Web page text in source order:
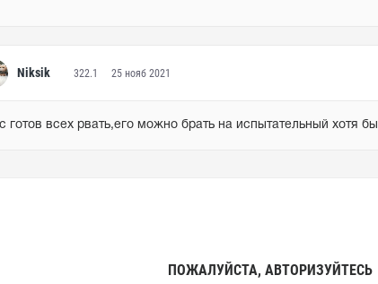
Niksik 322.1 25 нояб 2021
готов всех рвать,его можно брать на испытательный хотя бы
ПОЖАЛУЙСТА, АВТОРИЗУЙТЕСЬ